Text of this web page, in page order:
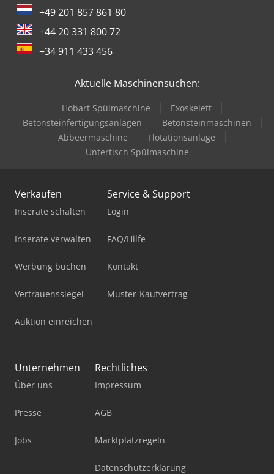
+49 201 857 861 80
+44 20 331 800 72
+34 911 433 456
Aktuelle Maschinensuchen:
Hobart Spülmaschine
Exoskelett
Betonsteinfertigungsanlagen
Betonsteinmaschinen
Abbeermaschine
Flotationsanlage
Untertisch Spülmaschine
Verkaufen
Inserate schalten
Inserate verwalten
Werbung buchen
Vertrauenssiegel
Auktion einreichen
Service & Support
Login
FAQ/Hilfe
Kontakt
Muster-Kaufvertrag
Unternehmen
Über uns
Presse
Jobs
Rechtliches
Impressum
AGB
Marktplatzregeln
Datenschutzerklärung